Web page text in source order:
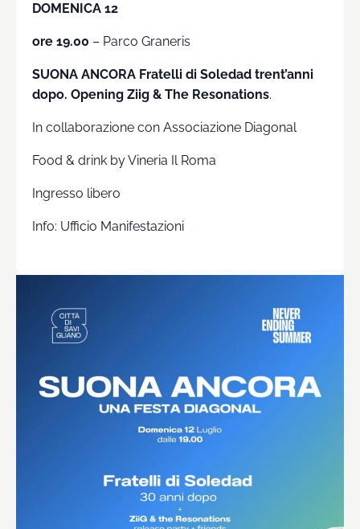
DOMENICA 12
ore 19.00 – Parco Graneris
SUONA ANCORA Fratelli di Soledad trent’anni
dopo. Opening Ziig & The Resonations.
In collaborazione con Associazione Diagonal
Food & drink by Vineria Il Roma
Ingresso libero
Info: Ufficio Manifestazioni